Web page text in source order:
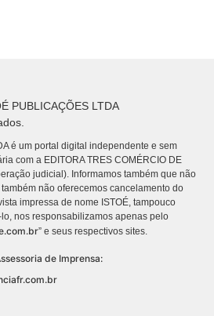
PUBLICAÇÕES LTDA
é um portal digital independente e sem
com a EDITORA TRES COMÉRCIO DE
judicial). Informamos também que não
não oferecemos cancelamento do
impressa de nome ISTOÉ, tampouco
nos responsabilizamos apenas pelo
” e seus respectivos sites.
de Imprensa: